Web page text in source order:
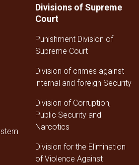
Divisions of Supreme
Court
Punishment Division of
Supreme Court
Division of crimes against
internal and foreign Security
Division of Corruption,
Public Security and
Narcotics
Division for the Elimination
of Violence Against